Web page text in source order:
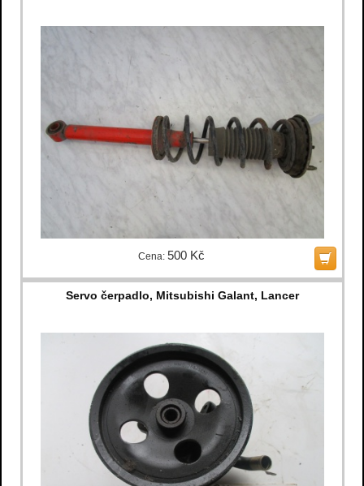
Cena: 500 Kč
Servo čerpadlo, Mitsubishi Galant, Lancer